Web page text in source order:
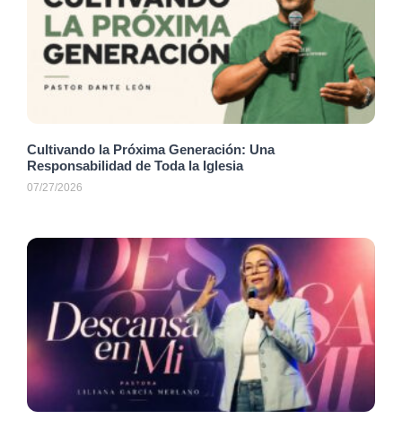
Cultivando la Próxima Generación: Una
Responsabilidad de Toda la Iglesia
07/27/2026